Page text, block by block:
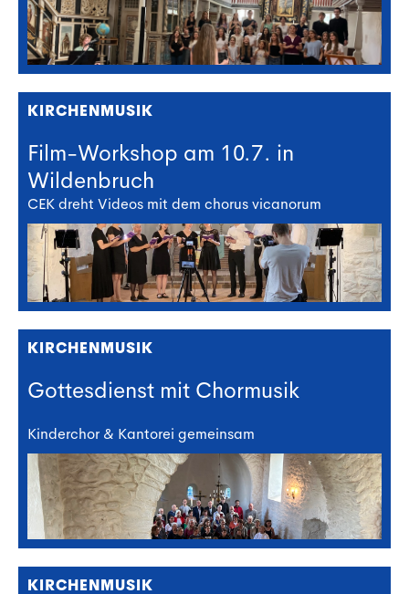
KIRCHENMUSIK
Film-Workshop am 10.7. in
Wildenbruch
CEK dreht Videos mit dem chorus vicanorum
KIRCHENMUSIK
Gottesdienst mit Chormusik
Kinderchor & Kantorei gemeinsam
KIRCHENMUSIK